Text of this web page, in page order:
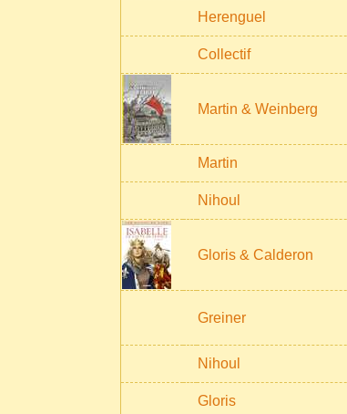
Herenguel
Collectif
Martin & Weinberg
Martin
Nihoul
Gloris & Calderon
Greiner
Nihoul
Gloris